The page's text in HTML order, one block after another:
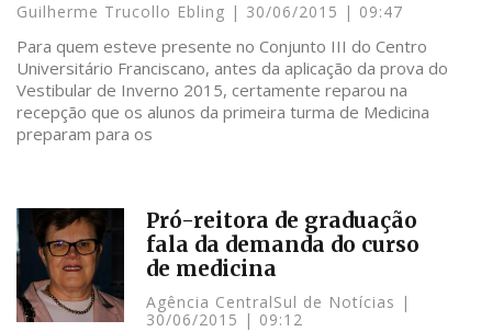
Guilherme Trucollo Ebling 30/06/2015 09:47
Para quem esteve presente no Conjunto III do Centro
Universitário Franciscano, antes da aplicação da prova do
Vestibular de Inverno 2015, certamente reparou na
recepção que os alunos da primeira turma de Medicina
preparam para os
Pró-reitora de graduação
fala da demanda do curso
de medicina
Agência CentralSul de Notícias
30/06/2015
09:12